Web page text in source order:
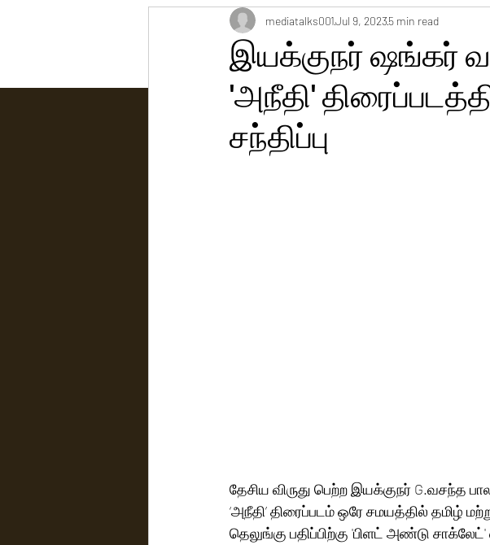
Movies Gallery Actress Gallery Events
Tv news
இயக்குநர் ஷங்கர்
'அநீதி'
சந்திப்பு
mediatalks001Jul 9, 20235 min read
தேசிய விருது பெற்ற இயக்குநர் G.வசந்த
‘அநீதி’ திரைப்படம் ஒரே சமயத்தில் தமிழ்
தெலுங்கு பதிப்பிற்கு 'பிளட் அண்டு